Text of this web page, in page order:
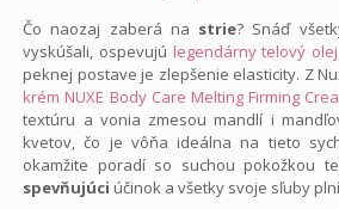
Čo naozaj zaberá na strie? Snáď
vyskúšali, ospevujú legendárny telový olej
peknej postave je zlepšenie elasticity. Z
krém NUXE Body Care Melting Firming
textúru a vonia zmesou mandlí i
kvetov, čo je vôňa ideálna na tieto
okamžite poradí so suchou pokožkou
spevňujúci účinok a všetky svoje sľuby